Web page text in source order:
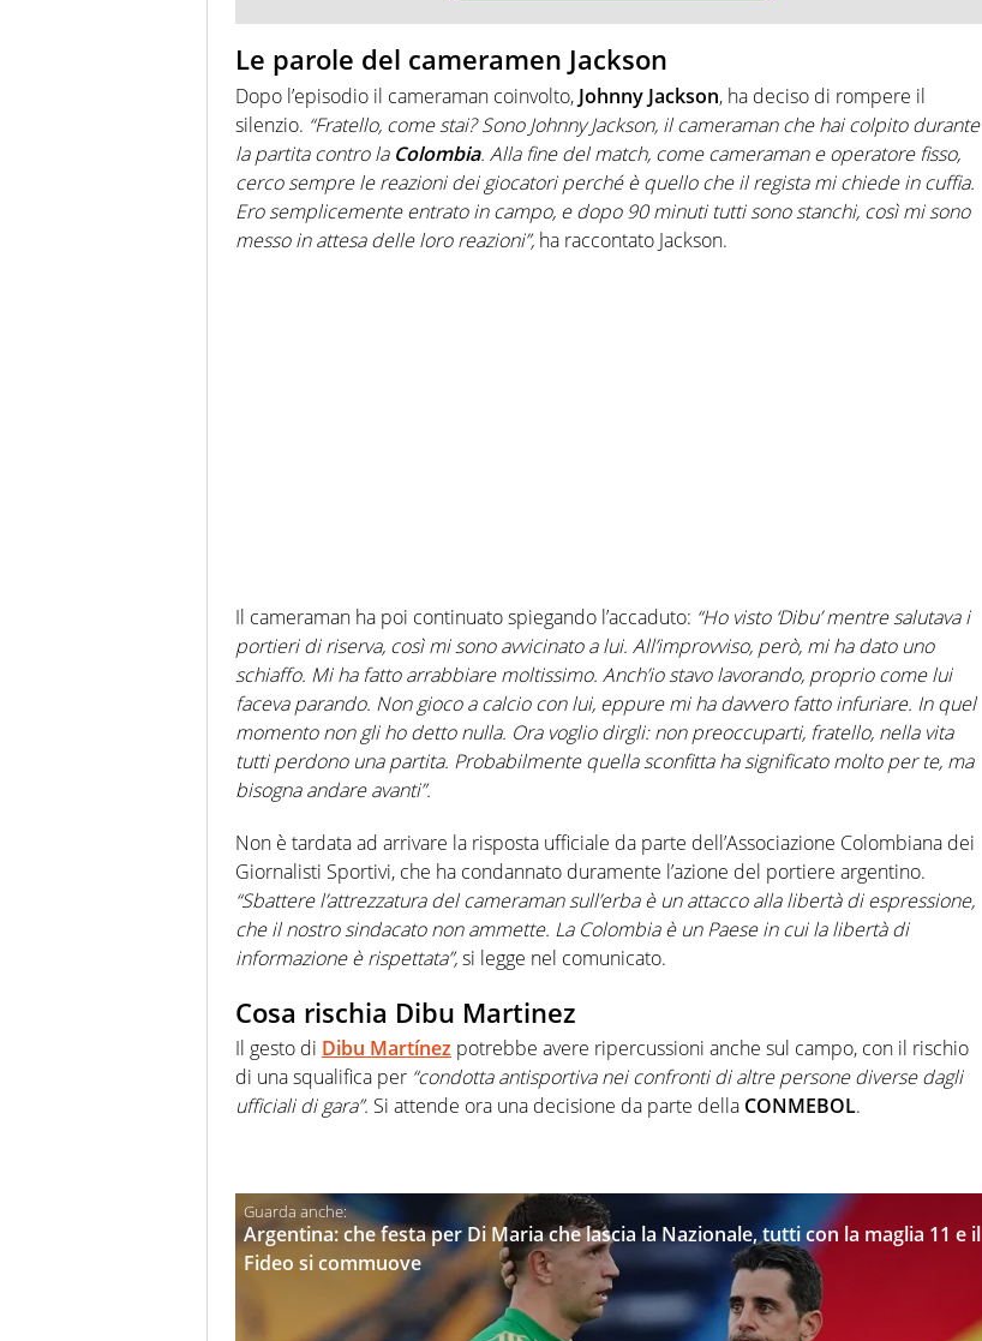
Le parole del cameramen Jackson
Dopo l’episodio il cameraman coinvolto, Johnny Jackson, ha deciso di rompere il
silenzio. “Fratello, come stai? Sono Johnny Jackson, il cameraman che hai colpito durante
la partita contro la Colombia. Alla fine del match, come cameraman e operatore fisso,
cerco sempre le reazioni dei giocatori perché è quello che il regista mi chiede in cuffia.
Ero semplicemente entrato in campo, e dopo 90 minuti tutti sono stanchi, così mi sono
messo in attesa delle loro reazioni”, ha raccontato Jackson.
Il cameraman ha poi continuato spiegando l’accaduto: “Ho visto ‘Dibu’ mentre salutava i
portieri di riserva, così mi sono avvicinato a lui. All’improvviso, però, mi ha dato uno
schiaffo. Mi ha fatto arrabbiare moltissimo. Anch’io stavo lavorando, proprio come lui
faceva parando. Non gioco a calcio con lui, eppure mi ha davvero fatto infuriare. In quel
momento non gli ho detto nulla. Ora voglio dirgli: non preoccuparti, fratello, nella vita
tutti perdono una partita. Probabilmente quella sconfitta ha significato molto per te, ma
bisogna andare avanti”.
Non è tardata ad arrivare la risposta ufficiale da parte dell’Associazione Colombiana dei
Giornalisti Sportivi, che ha condannato duramente l’azione del portiere argentino.
“Sbattere l’attrezzatura del cameraman sull’erba è un attacco alla libertà di espressione,
che il nostro sindacato non ammette. La Colombia è un Paese in cui la libertà di
informazione è rispettata”,si legge nel comunicato.
Cosa rischia Dibu Martinez
Il gesto di Dibu Martínez potrebbe avere ripercussioni anche sul campo, con il rischio
di una squalifica per “condotta antisportiva nei confronti di altre persone diverse dagli
ufficiali di gara”. Si attende ora una decisione da parte della CONMEBOL.
Argentina: che festa per Di Maria che lascia la Nazionale, tutti con la maglia 11 e il
Fideo si commuove